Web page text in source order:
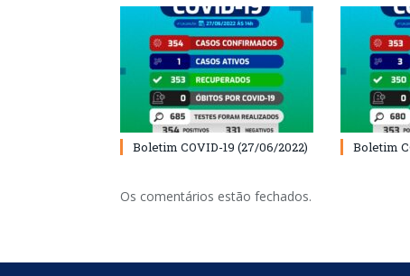
Boletim COVID-19 (27/06/2022) Boletim
Os comentários estão fechados.